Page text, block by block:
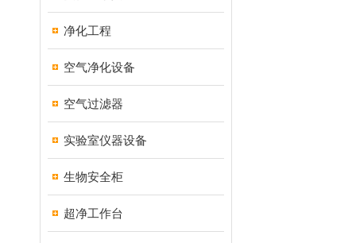
净化工程
空气净化设备
空气过滤器
实验室仪器设备
生物安全柜
超净工作台